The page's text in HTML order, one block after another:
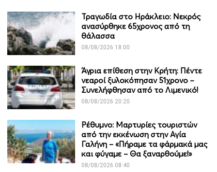
Τραγωδία στο Ηράκλειο: Νεκρός
ανασύρθηκε 65χρονος από τη
θάλασσα
08/08/2026 18:00
Άγρια επίθεση στην Κρήτη: Πέντε
νεαροί ξυλοκόπησαν 51χρονο –
Συνελήφθησαν από το Λιμενικό!
08/08/2026 20:20
Ρέθυμνο: Μαρτυρίες τουριστών
από την εκκένωση στην Αγία
Γαλήνη – «Πήραμε τα φάρμακά μας
και φύγαμε – Θα ξαναρθούμε!»
08/08/2026 08:40